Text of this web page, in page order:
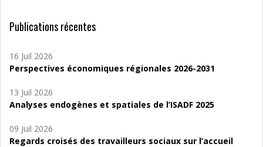
Publications récentes
16 Juil 2026
Perspectives économiques régionales 2026-2031
13 Juil 2026
Analyses endogènes et spatiales de l’ISADF 2025
09 Juil 2026
Regards croisés des travailleurs sociaux sur l’accueil